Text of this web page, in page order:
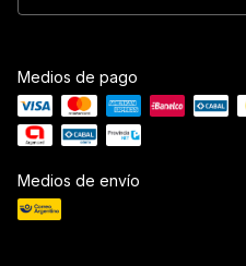
Medios de pago
Medios de envío